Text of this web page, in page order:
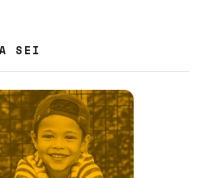
SEI